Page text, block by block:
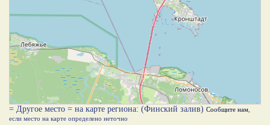
= Другое место = на карте региона: (Финский залив) Сообщите нам
если место на карте определено неточно